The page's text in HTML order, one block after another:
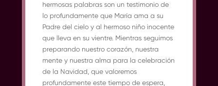
hermosas palabras son un testimonio de
lo profundamente que María ama a su
Padre del cielo y al hermoso niño inocente
que lleva en su vientre. Mientras seguimos
preparando nuestro corazón, nuestra
mente y nuestra alma para la celebración
de la Navidad, que valoremos
profundamente este tiempo de espera,